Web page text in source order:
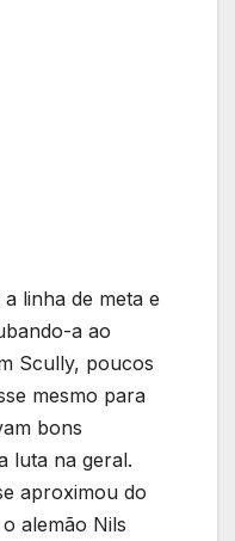
linha de meta e
a ao
Scully, poucos
mesmo para
bons
luta na geral.
aproximou do
alemão Nils